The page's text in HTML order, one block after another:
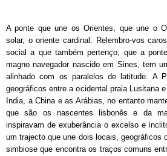
A ponte que une os Orientes, que une o
solar, o oriente cardinal. Relembro-vos
social a que também pertenço, que a
magno navegador nascido em Sines, tem
alinhado com os paralelos de latitude. A
geográficos entre a ocidental praia Lusitana
India, a China e as Arábias, no entanto
que são os nascentes lisbonês e da
inspiravam de exuberância o excelso e
um trajecto que une dois locais, geográficos
simbiose que encontra os traços comuns